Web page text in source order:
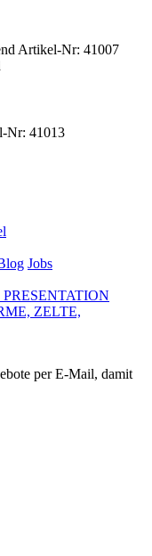
Artikel-Nr: 41007
Nr: 41013
Jobs
ZELTE,
per E-Mail, damit